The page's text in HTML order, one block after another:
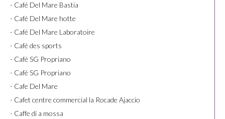
- Café Del Mare Bastia
- Café Del Mare hotte
- Café Del Mare Laboratoire
- Café des sports
- Café SG Propriano
- Café SG Propriano
- Cafe Del Mare
- Cafet centre commercial la Rocade Ajaccio
- Caffe di a mossa